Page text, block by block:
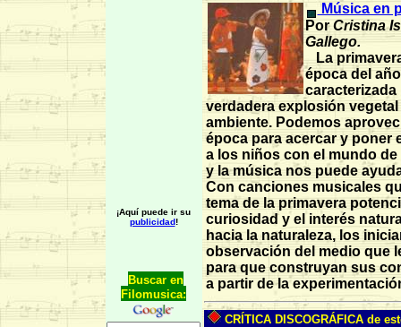
¡Aquí puede ir su
publicidad!
Buscar en
Filomusica:
Música en
PorCristina
Gallego.
La
época del año
caracterizada
verdadera explosión vegetal
ambiente. Podemos
época para acercar y poner
a los niños con el mundo de
y la música nos puede
Con canciones musicales
tema de la primavera
curiosidad y el interés
hacia la naturaleza, los
observación del medio que
para que construyan sus
a partir de la
CRÍTICA DISCOGRÁFICA de